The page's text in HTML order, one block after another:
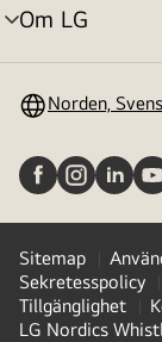
Om LG
menyväxling
Norden,
Sitemap
Sekretesspolicy
Tillgänglighet
LG Nordics